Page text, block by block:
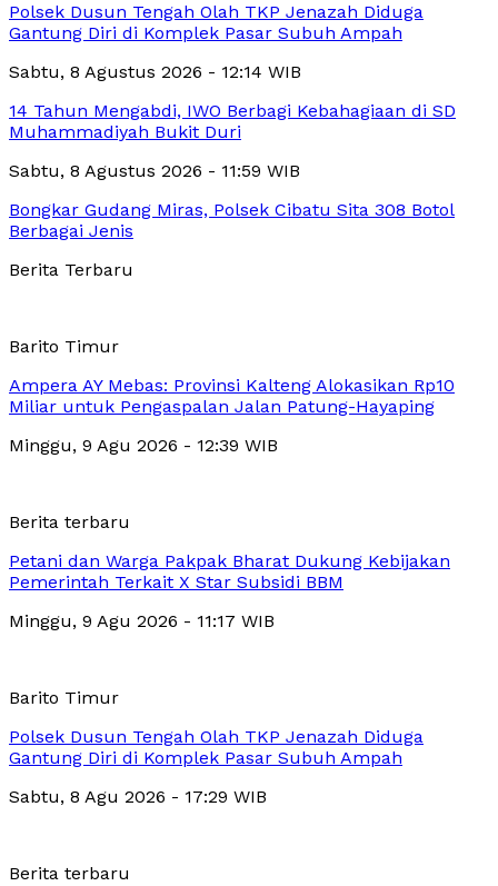
Polsek Dusun Tengah Olah TKP Jenazah Diduga
Gantung Diri di Komplek Pasar Subuh Ampah
Sabtu, 8 Agustus 2026 - 12:14 WIB
14 Tahun Mengabdi, IWO Berbagi Kebahagiaan di SD
Muhammadiyah Bukit Duri
Sabtu, 8 Agustus 2026 - 11:59 WIB
Bongkar Gudang Miras, Polsek Cibatu Sita 308 Botol
Berbagai Jenis
Berita Terbaru
Barito Timur
Ampera AY Mebas: Provinsi Kalteng Alokasikan Rp10
Miliar untuk Pengaspalan Jalan Patung-Hayaping
Minggu, 9 Agu 2026 - 12:39 WIB
Berita terbaru
Petani dan Warga Pakpak Bharat Dukung Kebijakan
Pemerintah Terkait X Star Subsidi BBM
Minggu, 9 Agu 2026 - 11:17 WIB
Barito Timur
Polsek Dusun Tengah Olah TKP Jenazah Diduga
Gantung Diri di Komplek Pasar Subuh Ampah
Sabtu, 8 Agu 2026 - 17:29 WIB
Berita terbaru